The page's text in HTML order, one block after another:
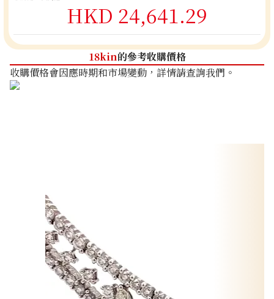
HKD 24,641.29
18kin的參考收購價格
收購價格會因應時期和市場變動，詳情請查詢我們。